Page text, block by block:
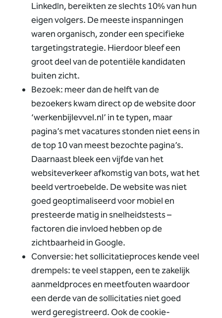
LinkedIn, bereikten ze slechts 10% van hun
eigen volgers. De meeste inspanningen
waren organisch, zonder een specifieke
targetingstrategie. Hierdoor bleef een
groot deel van de potentiële kandidaten
buiten zicht.
Bezoek: meer dan de helft van de
bezoekers kwam direct op de website door
‘werkenbijlevvel.nl’ in te typen, maar
pagina’s met vacatures stonden niet eens in
de top 10 van meest bezochte pagina’s.
Daarnaast bleek een vijfde van het
websiteverkeer afkomstig van bots, wat het
beeld vertroebelde. De website was niet
goed geoptimaliseerd voor mobiel en
presteerde matig in snelheidstests –
factoren die invloed hebben op de
zichtbaarheid in Google.
Conversie: het sollicitatieproces kende veel
drempels: te veel stappen, een te zakelijk
aanmeldproces en meetfouten waardoor
een derde van de sollicitaties niet goed
werd geregistreerd. Ook de cookie-